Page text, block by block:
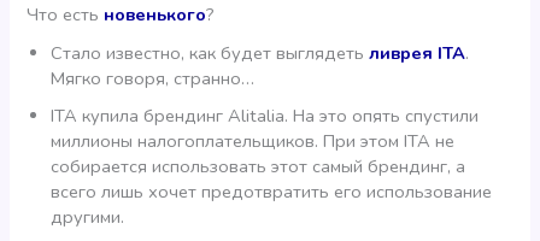
Что есть новенького?
Стало известно, как будет выглядетьливрея ITA.
Мягко говоря, странно…
ITA купила брендинг Alitalia. На это опять спустили
миллионы налогоплательщиков. При этом ITA не
собирается использовать этот самый брендинг, а
всего лишь хочет предотвратить его использование
другими.